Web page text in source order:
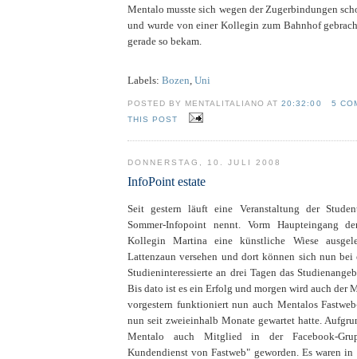
Mentalo musste sich wegen der Zugerbindungen
und wurde von einer Kollegin zum Bahnhof
gerade so bekam.
Labels: Bozen Uni
POSTED BY MENTALITALIANO AT20:32:00
5
THIS POST
DONNERSTAG, 10. JULI 2008
InfoPoint estate
Seit gestern läuft eine Veranstaltung der
Sommer-Infopoint nennt. Vorm Haupteingang
Kollegin Martina eine künstliche Wiese
Lattenzaun versehen und dort können sich nun
Studieninteressierte an drei Tagen das
Bis dato ist es ein Erfolg und morgen wird auch der
vorgestern funktioniert nun auch Mentalos
nun seit zweieinhalb Monate gewartet hatte.
Mentalo auch Mitglied in der Facebook-
Kundendienst von Fastweb" geworden. Es waren